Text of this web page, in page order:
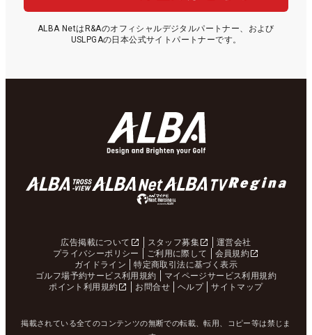
ALBA NetはR&Aのオフィシャルデジタルパートナー、および
USLPGAの日本公式サイトパートナーです。
広告掲載について スタッフ募集
運営会社
プライバシーポリシー
ご利用に際して
会員規約
ガイドライン
特定商取引法に基づく表示
ゴルフ場予約サービス利用規約
マイページサービス利用規約
ポイント利用規約
お問合せ ヘルプ サイトマップ
掲載されている全てのコンテンツの無断での転載、転用、コピー等は禁じま